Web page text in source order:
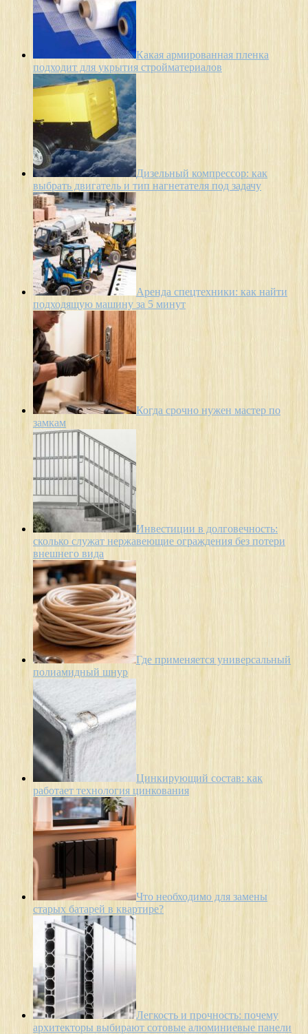
Какая армированная пленка
подходит для укрытия стройматериалов
Дизельный компрессор: как
выбрать двигатель и тип нагнетателя под задачу
Аренда спецтехники: как найти
подходящую машину за 5 минут
Когда срочно нужен мастер по
замкам
Инвестиции в долговечность:
сколько служат нержавеющие ограждения без потери
внешнего вида
Где применяется универсальный
полиамидный шнур
Цинкирующий состав: как
работает технология цинкования
Что необходимо для замены
старых батарей в квартире?
Легкость и прочность: почему
архитекторы выбирают сотовые алюминиевые панели